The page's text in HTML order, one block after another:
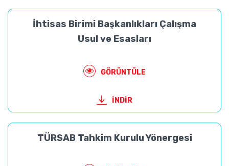
İhtisas Birimi Başkanlıkları Çalışma
Usul ve Esasları
GÖRÜNTÜLE
İNDİR
TÜRSAB Tahkim Kurulu Yönergesi